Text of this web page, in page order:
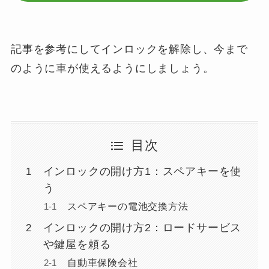
記事を参考にしてインロックを解除し、今まで
のように車が使えるようにしましょう。
目次
インロックの開け方1：スペアキーを使
う
スペアキーの電池交換方法
インロックの開け方2：ロードサービス
や鍵屋を頼る
自動車保険会社